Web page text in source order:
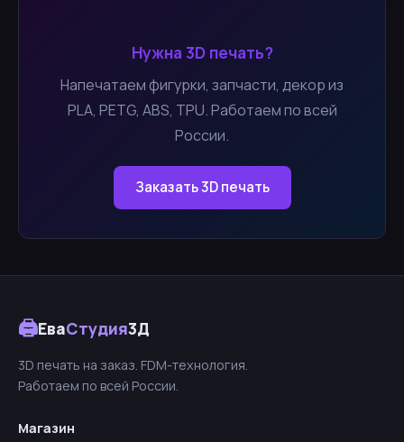
Нужна 3D печать?
Напечатаем фигурки, запчасти, декор из
PLA, PETG, ABS, TPU. Работаем по всей
России.
Заказать 3D печать
🖨ЕваСтудия3Д
3D печать на заказ. FDM-технология.
Работаем по всей России.
Магазин